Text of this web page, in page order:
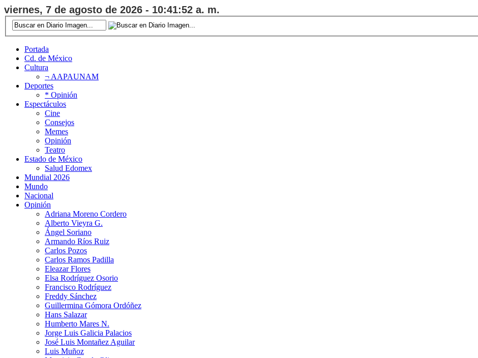
viernes, 7 de agosto de 2026 - 10:41:53 a. m.
Portada
Cd. de México
Cultura
¬ AAPAUNAM
Deportes
* Opinión
Espectáculos
Cine
Consejos
Memes
Opinión
Teatro
Estado de México
Salud Edomex
Mundial 2026
Mundo
Nacional
Opinión
Adriana Moreno Cordero
Alberto Vieyra G.
Ángel Soriano
Armando Ríos Ruiz
Carlos Pozos
Carlos Ramos Padilla
Eleazar Flores
Elsa Rodríguez Osorio
Francisco Rodríguez
Freddy Sánchez
Guillermina Gómora Ordóñez
Hans Salazar
Humberto Mares N.
Jorge Luis Galicia Palacios
José Luis Montañez Aguilar
Luis Muñoz